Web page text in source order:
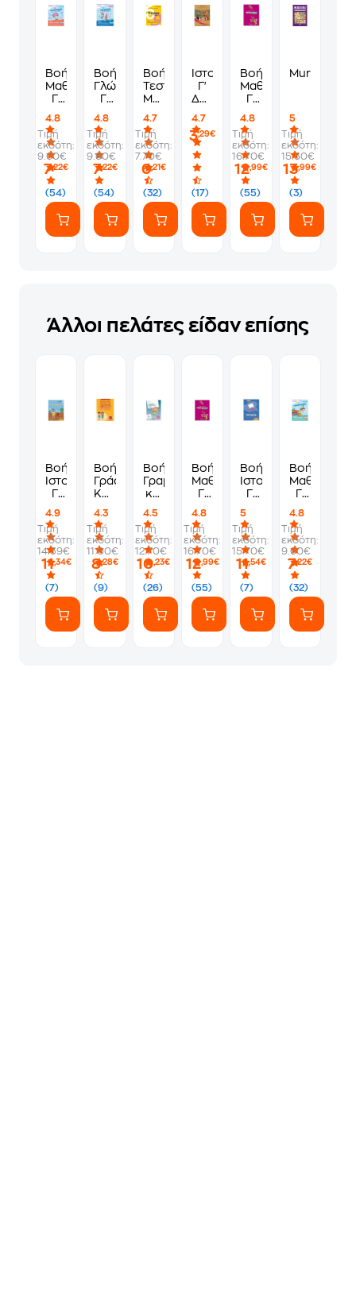
Βοήθημα
Μαθηματικά
Γ'
4.8
(54)
Τιμή
εκδότη:
9.60€
7,22€
Βοήθημα
Γλώσσα
Γ'
4.8
(54)
Τιμή
εκδότη:
9.60€
7,22€
Βοήθημα
Τεστάκια
Μαθηματικών
Δημοτικού
4.7
(32)
Τιμή
εκδότη:
7.70€
6,21€
Ιστορία
Γ'
Δημοτικού
0056
4.7
(17)
3,29€
Βοήθημα
Μαθηματικά
Γ'
4.8
(55)
Τιμή
εκδότη:
16.70€
12,99€
Murdoku
5
(3)
Τιμή
εκδότη:
15.50€
13,99€
Άλλοι πελάτες είδαν επίσης
Βοήθημα
Ιστορία
Γ'
4.9
(7)
Τιμή
εκδότη:
14.39€
11,34€
Βοήθημα
Γράφω
Καλά
Τεστ
Της
Γλώσσας
ΣΤ'
Δημοτικού
4.3
(9)
Τιμή
εκδότη:
11.00€
8,28€
Βοήθημα
Γραμματική
και
Γ'
Δημοτικού
4.5
(26)
Τιμή
εκδότη:
12.70€
10,23€
Βοήθημα
Μαθηματικά
Γ'
4.8
(55)
Τιμή
εκδότη:
16.70€
12,99€
Βοήθημα
Ιστορία
Γ'
5
(7)
Τιμή
εκδότη:
15.70€
11,54€
Βοήθημα
Μαθηματικά
Γ'
4.8
(32)
Τιμή
εκδότη:
9.60€
7,22€